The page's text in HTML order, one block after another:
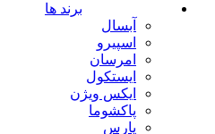
برند ها
آبسال
اسپیرو
امرسان
ایستکول
ایکس ویژن
پاکشوما
پارس